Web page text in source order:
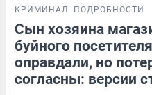
КРИМИНАЛ ПОДРОБНОСТИ
Сын хозяина
буйного
оправдали, но
согласны: версии